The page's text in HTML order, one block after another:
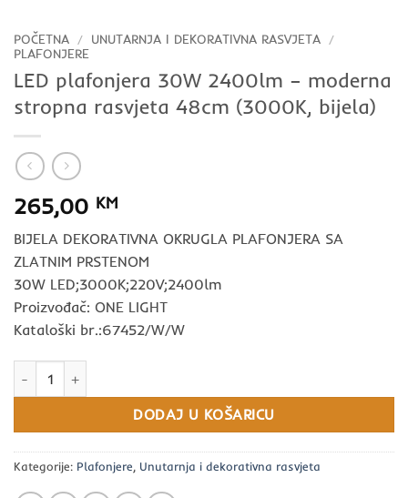
POČETNA / UNUTARNJA I DEKORATIVNA RASVJETA /
PLAFONJERE
LED plafonjera 30W 2400lm – moderna
stropna rasvjeta 48cm (3000K, bijela)
265,00 KM
BIJELA DEKORATIVNA OKRUGLA PLAFONJERA SA
ZLATNIM PRSTENOM
30W LED;3000K;220V;2400lm
Proizvođač: ONE LIGHT
Kataloški br.:67452/W/W
DODAJ U KOŠARICU
Kategorije: Plafonjere, Unutarnja i dekorativna rasvjeta